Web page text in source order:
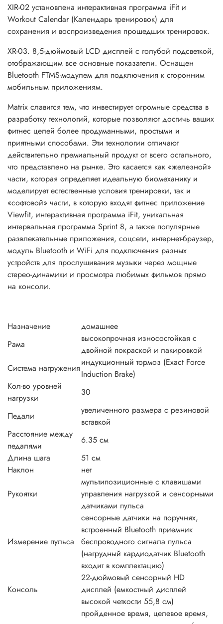
XIR-02 установлена интерактивная программа iFit и
Workout Calendar (Календарь тренировок) для
сохранения и воспроизведения прошедших тренировок.
XR-03. 8,5-дюймовый LCD дисплей с голубой подсветкой,
отображающим все основные показатели. Оснащен
Bluetooth FTMS-модулем для подключения к сторонним
мобильным приложениям.
Matrix славится тем, что инвестирует огромные средства в
разработку технологий, которые позволяют достичь ваших
фитнес целей более продуманными, простыми и
приятными способами. Эти технологии отличают
действительно премиальный продукт от всего остального,
что представлено на рынке. Это касается как «железной»
части, которая определяет идеальную биомеханику и
моделирует естественные условия тренировки, так и
«софтовой» части, в которую входят фитнес приложение
Viewfit, интерактивная программа iFit, уникальная
интервальная программа Sprint 8, а также популярные
развлекательные приложения, соцсети, интернет-браузер,
модуль Bluetooth и WiFi для подключения разных
устройств для прослушивания музыки через мощные
стерео-динамики и просмотра любимых фильмов прямо
на консоли.
Назначение
домашнее
Рама
высокопрочная износостойкая с
двойной покраской и лакировкой
Система нагружения
индукционный тормоз (Exact Force
Induction Brake)
Кол-во уровней
нагрузки
30
Педали
увеличенного размера с резиновой
вставкой
Расстояние между
педалями
6.35 см
Длина шага
51 см
Наклон
нет
Рукоятки
мультипозиционные с клавишами
управления нагрузкой и сенсорными
датчиками пульса
Измерение пульса
сенсорные датчики на поручнях,
встроенный Bluetooth приемник
беспроводного сигнала пульса
(нагрудный кардиодатчик Bluetooth
входит в комплектацию)
Консоль
22-дюймовый сенсорный HD
дисплей (емкостный дисплей
высокой четкости 55,8 см)
пройденное время, целевое время,